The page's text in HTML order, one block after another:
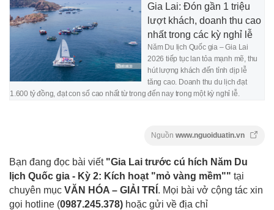
Gia Lai: Đón gần 1 triệu
lượt khách, doanh thu cao
nhất trong các kỳ nghỉ lễ
Năm Du lịch Quốc gia – Gia Lai
2026 tiếp tục lan tỏa mạnh mẽ, thu
hút lượng khách đến tỉnh dịp lễ
tăng cao. Doanh thu du lịch đạt
1.600 tỷ đồng, đạt con số cao nhất từ trong đến nay trong một kỳ nghỉ lễ.
Nguồn www.nguoiduatin.vn
Bạn đang đọc bài viết "Gia Lai trước cú hích Năm Du
lịch Quốc gia - Kỳ 2: Kích hoạt "mỏ vàng mềm"" tại
chuyên mục VĂN HÓA – GIẢI TRÍ . Mọi bài vở cộng tác xin
gọi hotline (0987.245.378) hoặc gửi về địa chỉ